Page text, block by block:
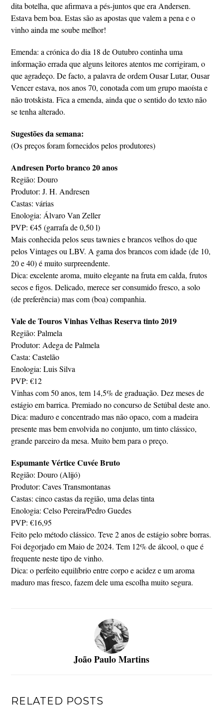
dita botelha, que afirmava a pés-juntos que era Andersen.
Estava bem boa. Estas são as apostas que valem a pena e o
vinho ainda me soube melhor!
Emenda: a crónica do dia 18 de Outubro continha uma
informação errada que alguns leitores atentos me corrigiram, o
que agradeço. De facto, a palavra de ordem Ousar Lutar, Ousar
Vencer estava, nos anos 70, conotada com um grupo maoísta e
não trotskista. Fica a emenda, ainda que o sentido do texto não
se tenha alterado.
Sugestões da semana:
(Os preços foram fornecidos pelos produtores)
Andresen Porto branco 20 anos
Região: Douro
Produtor: J. H. Andresen
Castas: várias
Enologia: Álvaro Van Zeller
PVP: €45 (garrafa de 0,50 l)
Mais conhecida pelos seus tawnies e brancos velhos do que
pelos Vintages ou LBV. A gama dos brancos com idade (de 10,
20 e 40) é muito surpreendente.
Dica: excelente aroma, muito elegante na fruta em calda, frutos
secos e figos. Delicado, merece ser consumido fresco, a solo
(de preferência) mas com (boa) companhia.
Vale de Touros Vinhas Velhas Reserva tinto 2019
Região: Palmela
Produtor: Adega de Palmela
Casta: Castelão
Enologia: Luis Silva
PVP: €12
Vinhas com 50 anos, tem 14,5% de graduação. Dez meses de
estágio em barrica. Premiado no concurso de Setúbal deste ano.
Dica: maduro e concentrado mas não opaco, com a madeira
presente mas bem envolvida no conjunto, um tinto clássico,
grande parceiro da mesa. Muito bem para o preço.
Espumante Vértice Cuvée Bruto
Região: Douro (Alijó)
Produtor: Caves Transmontanas
Castas: cinco castas da região, uma delas tinta
Enologia: Celso Pereira/Pedro Guedes
PVP: €16,95
Feito pelo método clássico. Teve 2 anos de estágio sobre borras.
Foi degorjado em Maio de 2024. Tem 12% de álcool, o que é
frequente neste tipo de vinho.
Dica: o perfeito equilíbrio entre corpo e acidez e um aroma
maduro mas fresco, fazem dele uma escolha muito segura.
João Paulo Martins
RELATED POSTS